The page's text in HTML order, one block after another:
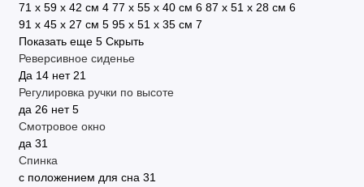
71 x 59 x 42 см 4 77 х 55 х 40 см 6 87 х 51 х 28 см 6
91 x 45 x 27 см 5 95 x 51 x 35 см 7
Показать еще 5 Скрыть
Реверсивное сиденье
Да 14 нет 21
Регулировка ручки по высоте
да 26 нет 5
Смотровое окно
да 31
Спинка
с положением для сна 31